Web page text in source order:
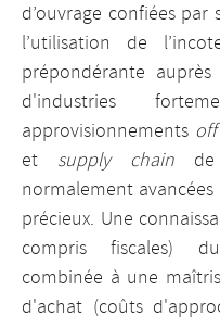
d’ouvrage confiées par
l’utilisation de
prépondérante
d'industries
approvisionnements
et supply chain de
normalement
précieux. Une
compris fiscales)
combinée à une
d'achat (coûts